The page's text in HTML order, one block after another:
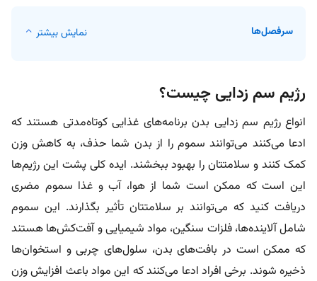
سرفصل‌ها نمایش بیشتر
رژیم سم‌ زدایی چیست؟
انواع رژیم سم زدایی بدن برنامه‌های غذایی کوتاه‌مدتی هستند که
ادعا می‌کنند می‌توانند سموم را از بدن شما حذف، به کاهش وزن
کمک کنند و سلامتتان را بهبود ببخشند. ایده کلی پشت این رژیم‌ها
این است که ممکن است شما از هوا، آب و غذا سموم مضری
دریافت کنید که می‌توانند بر سلامتتان تأثیر بگذارند. این سموم
شامل آلاینده‌ها، فلزات سنگین، مواد شیمیایی و آفت‌کش‌ها هستند
که ممکن است در بافت‌های بدن، سلول‌های چربی و استخوان‌ها
ذخیره شوند. برخی افراد ادعا می‌کنند که این مواد باعث افزایش وزن